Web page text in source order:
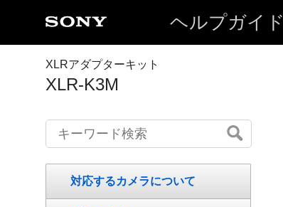
ヘルプガイド
XLRアダプターキット
XLR-K3M
対応するカメラについて